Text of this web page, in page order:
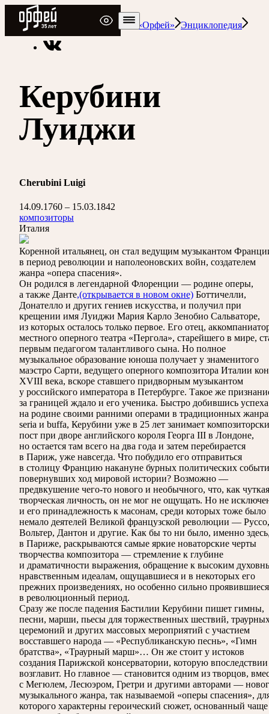
Радио Орфей
Радио классической музыки «Орфей»
Энциклопедия
Керубини
Луиджи
Cherubini Luigi
14.09.1760 – 15.03.1842
композиторы
Италия
Коренной итальянец, он стал ведущим музыкантом
в период революции и наполеоновских войн, создателем
жанра «опера спасения».
Он родился в легендарной Флоренции — родине оперы,
а также Данте,(открывается в новом окне) Боттичелли,
Донателло и других гениев искусства, и получил при
крещении имя Луиджи Мария Карло Зенобио Сальваторе,
из которых осталось только первое. Его отец,
местного оперного театра «Пергола», старейшего в мире,
первым педагогом талантливого сына. Но полное
музыкальное образование юноша получает у знаменитого
маэстро Сарти, ведущего оперного композитора Италии
XVIII века, вскоре ставшего придворным музыкантом
у российского императора в Петербурге. Такое же
за границей ждало и его ученика. Быстро добившись успеха
на родине своими ранними операми в традиционных
seria и buffa, Керубини уже в 25 лет занимает
пост при дворе английского короля Георга III в Лондоне,
но остается там всего на два года и затем перебирается
в Париж, уже навсегда. Что побудило его отправиться
в столицу Францию накануне бурных политических
повернувших ход мировой истории? Возможно —
предвкушение чего-то нового и необычного, что, как чуткая
творческая личность, он не мог не ощущать. Но не
и его принадлежность к масонам, среди которых тоже было
немало деятелей Великой французской революции — Руссо,
Вольтер, Дантон и другие. Как бы то ни было, именно
в Париже, раскрываются самые яркие новаторские черты
творчества композитора — стремление к глубине
и драматичности выражения, обращение к высоким
нравственным идеалам, ощущавшиеся и в некоторых его
прежних произведениях, но особенно сильно проявившиеся
в революционный период.
Сразу же после падения Бастилии Керубини пишет гимны,
песни, марши, пьесы для торжественных шествий,
церемоний и других массовых мероприятий с участием
восставшего народа — «Республиканскую песнь», «Гимн
братства», «Траурный марш»… Он же стоит у истоков
создания Парижской консерватории, которую впоследствии
возглавит. Но главное — становится одним из творцов,
с Мегюлем, Лесюэром, Гретри и другими авторами —
музыкального жанра, так называемой «оперы спасения»,
которого характерны героический сюжет, основанный чаще